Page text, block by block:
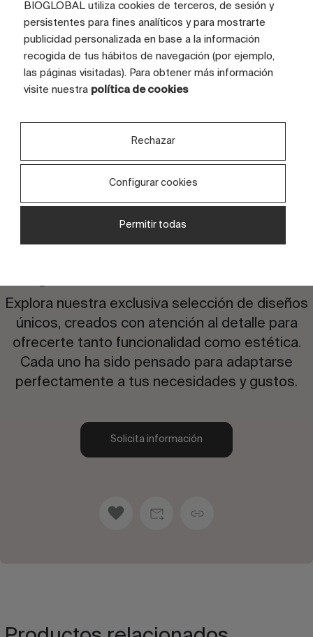
ASPECTO Marmol
COLOR Rojo
TAMAÑO CARAS (CM) 100x200
TAMAÑO TOTAL GRÁFICA (CM)
Explora nuestra exclusiva selección de diseños
únicos, creados con atención al detalle para
ofrecerte tanto funcionalidad como estética.
Cada uno ha sido pensado para adaptarse
perfectamente a tus necesidades y gustos.
Solicita información
BIOGLOBAL utiliza cookies de terceros, de sesión y
persistentes para fines analíticos y para mostrarte
publicidad personalizada en base a la información
recogida de tus hábitos de navegación (por ejemplo,
las páginas visitadas). Para obtener más información
visite nuestra política de cookies
Rechazar
Configurar cookies
Permitir todas